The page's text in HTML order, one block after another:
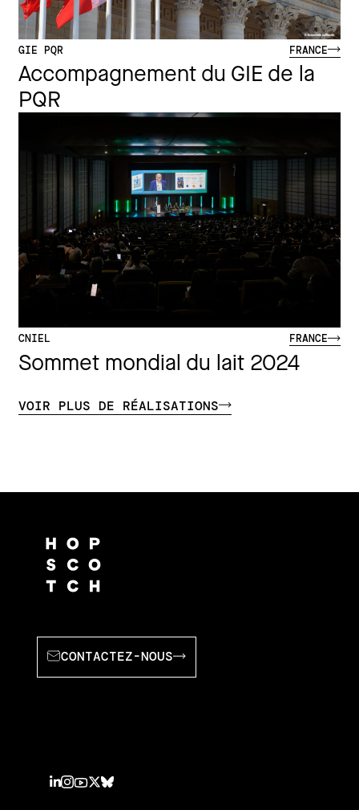
GIE PQR FRANCE
Accompagnement du GIE de la
PQR
CNIEL FRANCE
Sommet mondial du lait 2024
VOIR PLUS DE RÉALISATIONS
CONTACTEZ-NOUS